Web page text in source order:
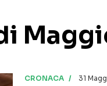
CRONACA 31